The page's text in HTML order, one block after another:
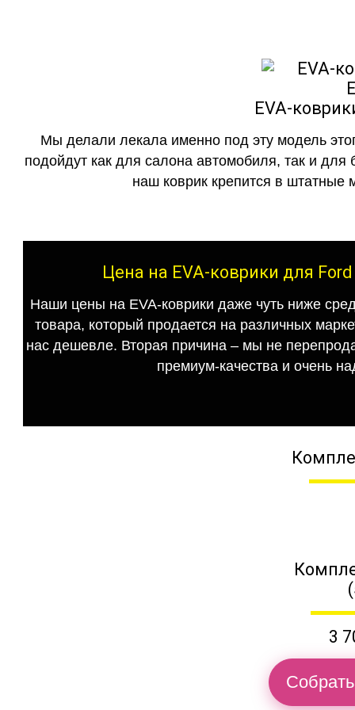
EVA-
Мы делали лекала именно под эту модель
подойдут как для салона автомобиля, так и для
наш коврик крепится в штатные
Цена на EVA-коврики для
Наши цены на EVA-коврики даже чуть ниже
товара, который продается на различных
нас дешевле. Вторая причина – мы не
премиум-качества и очень
3